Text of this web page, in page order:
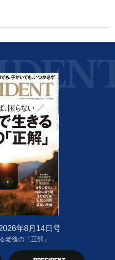
年8月14日号
老後の「正解」